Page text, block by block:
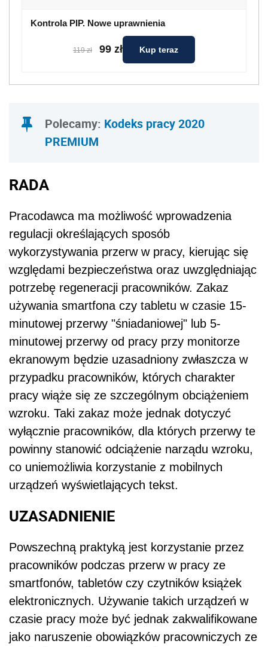
Kontrola PIP. Nowe uprawnienia
119 zł 99 zł Kup teraz
Polecamy: Kodeks pracy 2020
PREMIUM
RADA
Pracodawca ma możliwość wprowadzenia
regulacji określających sposób
wykorzystywania przerw w pracy, kierując się
względami bezpieczeństwa oraz uwzględniając
potrzebę regeneracji pracowników. Zakaz
używania smartfona czy tabletu w czasie 15-
minutowej przerwy "śniadaniowej" lub 5-
minutowej przerwy od pracy przy monitorze
ekranowym będzie uzasadniony zwłaszcza w
przypadku pracowników, których charakter
pracy wiąże się ze szczególnym obciążeniem
wzroku. Taki zakaz może jednak dotyczyć
wyłącznie pracowników, dla których przerwy te
powinny stanowić odciążenie narządu wzroku,
co uniemożliwia korzystanie z mobilnych
urządzeń wyświetlających tekst.
UZASADNIENIE
Powszechną praktyką jest korzystanie przez
pracowników podczas przerw w pracy ze
smartfonów, tabletów czy czytników książek
elektronicznych. Używanie takich urządzeń w
czasie pracy może być jednak zakwalifikowane
jako naruszenie obowiązków pracowniczych ze